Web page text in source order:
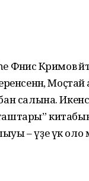
Фәнис Кәримов
салына.
– үҙе үк оло